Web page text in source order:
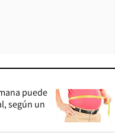
puede
según un